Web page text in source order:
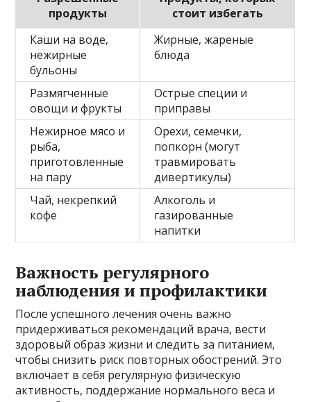
продукты
стоит избегать
Каши на воде,
нежирные
бульоны
Жирные, жареные
блюда
Размягченные
овощи и фрукты
Острые специи и
приправы
Нежирное мясо и
рыба,
приготовленные
на пару
Орехи, семечки,
попкорн (могут
травмировать
дивертикулы)
Чай, некрепкий
кофе
Алкоголь и
газированные
напитки
Важность регулярного
наблюдения и профилактики
После успешного лечения очень важно
придерживаться рекомендаций врача, вести
здоровый образ жизни и следить за питанием,
чтобы снизить риск повторных обострений. Это
включает в себя регулярную физическую
активность, поддержание нормального веса и